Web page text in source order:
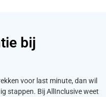
bij
voor last minute, dan wil
stappen. Bij AllInclusive weet